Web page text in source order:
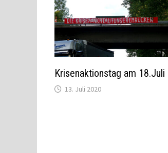
Krisenaktionstag am 18.Juli
13. Juli 2020